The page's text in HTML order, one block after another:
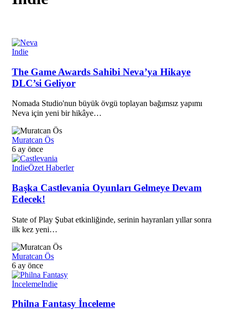
Indie
The Game Awards Sahibi Neva’ya Hikaye
DLC’si Geliyor
Nomada Studio'nun büyük övgü toplayan bağımsız yapımı
Neva için yeni bir hikâye…
Muratcan Ös
6 ay önce
IndieÖzet Haberler
Başka Castlevania Oyunları Gelmeye Devam
Edecek!
State of Play Şubat etkinliğinde, serinin hayranları yıllar sonra
ilk kez yeni…
Muratcan Ös
6 ay önce
İncelemeIndie
Philna Fantasy İnceleme